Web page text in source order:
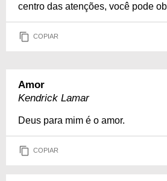
centro das atenções, você pode
COPIAR
Amor
Kendrick Lamar
Deus para mim é o amor.
COPIAR